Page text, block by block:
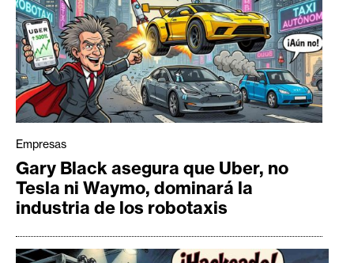
Empresas
Gary Black asegura que Uber, no
Tesla ni Waymo, dominará la
industria de los robotaxis